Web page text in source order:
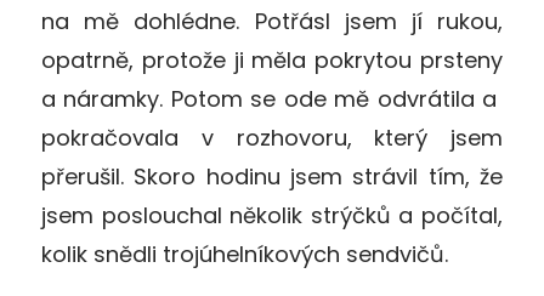
na mě dohlédne. Potřásl jsem jí rukou,
opatrně, protože ji měla pokrytou prsteny
a náramky. Potom se ode mě odvrátila a
pokračovala v rozhovoru, který jsem
přerušil. Skoro hodinu jsem strávil tím, že
jsem poslouchal několik strýčků a počítal,
kolik snědli trojúhelníkových sendvičů.